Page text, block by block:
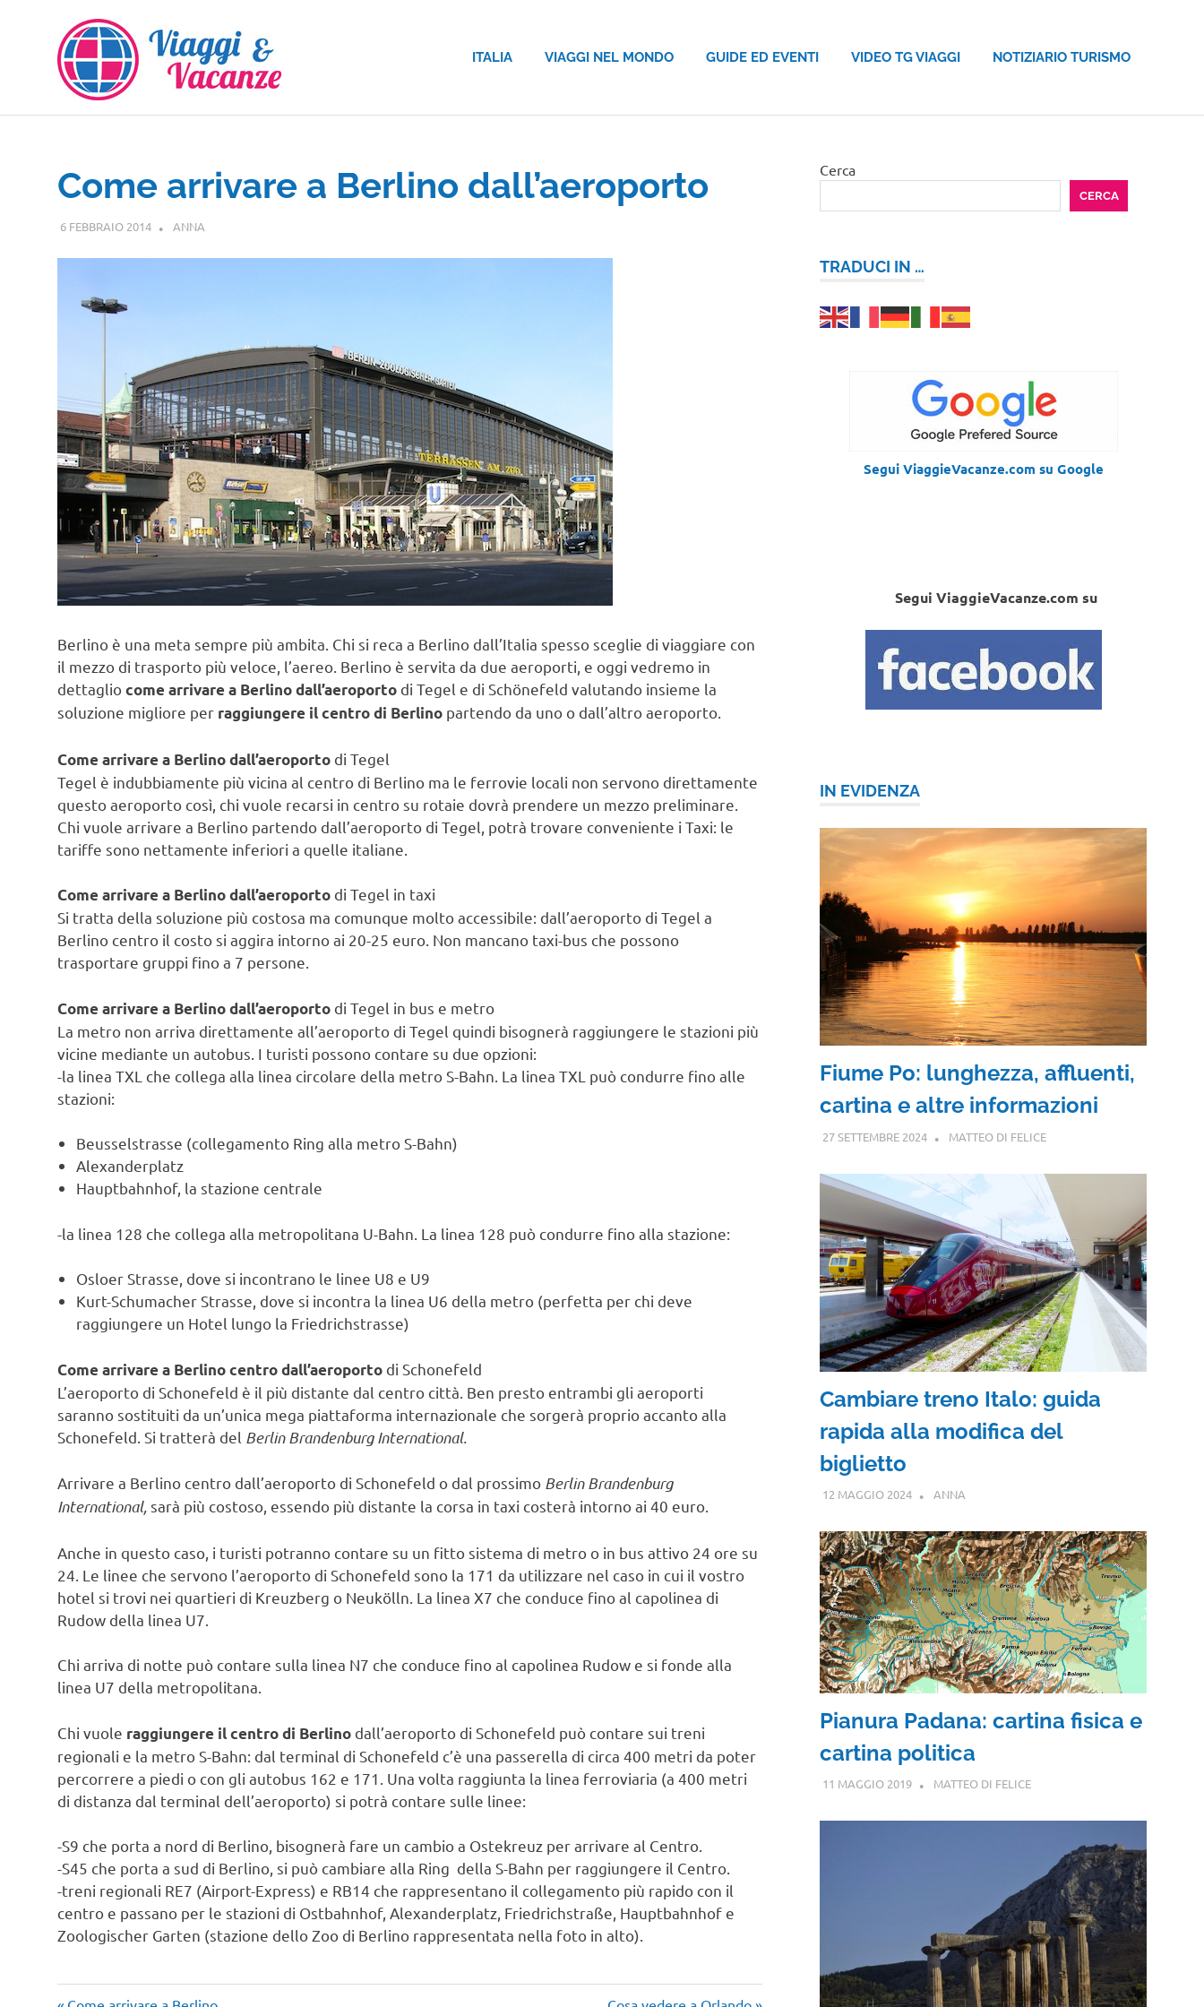
contenuto
ITALIA VIAGGI NEL MONDO GUIDE ED EVENTI VIDEO TG VIAGGI NOTIZIARIO TURISMO
Come arrivare a Berlino dall’aeroporto
6 FEBBRAIO 2014 ANNA
Berlino è una meta sempre più ambita. Chi si reca a Berlino dall’Italia spesso sceglie di viaggiare con
il mezzo di trasporto più veloce, l’aereo. Berlino è servita da due aeroporti, e oggi vedremo in
dettagliocome arrivare a Berlino dall’aeroporto di Tegel e di Schönefeld valutando insieme la
soluzione migliore per raggiungere il centro di Berlino partendo da uno o dall’altro aeroporto.
Come arrivare a Berlino dall’aeroporto di Tegel
Tegel è indubbiamente più vicina al centro di Berlino ma le ferrovie locali non servono direttamente
questo aeroporto così, chi vuole recarsi in centro su rotaie dovrà prendere un mezzo preliminare.
Chi vuole arrivare a Berlino partendo dall’aeroporto di Tegel, potrà trovare conveniente i Taxi: le
tariffe sono nettamente inferiori a quelle italiane.
Come arrivare a Berlino dall’aeroporto di Tegel in taxi
Si tratta della soluzione più costosa ma comunque molto accessibile: dall’aeroporto di Tegel a
Berlino centro il costo si aggira intorno ai 20-25 euro. Non mancano taxi-bus che possono
trasportare gruppi fino a 7 persone.
Come arrivare a Berlino dall’aeroporto di Tegel in bus e metro
La metro non arriva direttamente all’aeroporto di Tegel quindi bisognerà raggiungere le stazioni più
vicine mediante un autobus. I turisti possono contare su due opzioni:
-la linea TXL che collega alla linea circolare della metro S-Bahn. La linea TXL può condurre fino alle
stazioni:
Beusselstrasse (collegamento Ring alla metro S-Bahn)
Alexanderplatz
Hauptbahnhof, la stazione centrale
-la linea 128 che collega alla metropolitana U-Bahn. La linea 128 può condurre fino alla stazione:
Osloer Strasse, dove si incontrano le linee U8 e U9
Kurt-Schumacher Strasse, dove si incontra la linea U6 della metro (perfetta per chi deve
raggiungere un Hotel lungo la Friedrichstrasse)
Come arrivare a Berlino centro dall’aeroporto di Schonefeld
L’aeroporto di Schonefeld è il più distante dal centro città. Ben presto entrambi gli aeroporti
saranno sostituiti da un’unica mega piattaforma internazionale che sorgerà proprio accanto alla
Schonefeld. Si tratterà del Berlin Brandenburg International.
Arrivare a Berlino centro dall’aeroporto di Schonefeld o dal prossimo Berlin Brandenburg
International, sarà più costoso, essendo più distante la corsa in taxi costerà intorno ai 40 euro.
Anche in questo caso, i turisti potranno contare su un fitto sistema di metro o in bus attivo 24 ore su
24. Le linee che servono l’aeroporto di Schonefeld sono la 171 da utilizzare nel caso in cui il vostro
hotel si trovi nei quartieri di Kreuzberg o Neukölln. La linea X7 che conduce fino al capolinea di
Rudow della linea U7.
Chi arriva di notte può contare sulla linea N7 che conduce fino al capolinea Rudow e si fonde alla
linea U7 della metropolitana.
Chi vuole raggiungere il centro di Berlino dall’aeroporto di Schonefeld può contare sui treni
regionali e la metro S-Bahn: dal terminal di Schonefeld c’è una passerella di circa 400 metri da poter
percorrere a piedi o con gli autobus 162 e 171. Una volta raggiunta la linea ferroviaria (a 400 metri
di distanza dal terminal dell’aeroporto) si potrà contare sulle linee:
-S9 che porta a nord di Berlino, bisognerà fare un cambio a Ostekreuz per arrivare al Centro.
-S45 che porta a sud di Berlino, si può cambiare alla Ring della S-Bahn per raggiungere il Centro.
-treni regionali RE7 (Airport-Express) e RB14 che rappresentano il collegamento più rapido con il
centro e passano per le stazioni di Ostbahnhof, Alexanderplatz, Friedrichstraße, Hauptbahnhof e
Zoologischer Garten (stazione dello Zoo di Berlino rappresentata nella foto in alto).
Articolo
Articolo
Cerca
CERCA
TRADUCI IN …
Segui ViaggieVacanze.com su Google
Segui ViaggieVacanze.com su
IN EVIDENZA
Fiume Po: lunghezza, affluenti,
cartina e altre informazioni
27 SETTEMBRE 2024 MATTEO DI FELICE
Cambiare treno Italo: guida
rapida alla modifica del
biglietto
12 MAGGIO 2024 ANNA
Pianura Padana: cartina fisica e
cartina politica
11 MAGGIO 2019 MATTEO DI FELICE